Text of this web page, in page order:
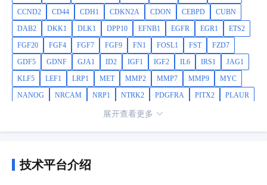
CCND2
CD44 CDH1 CDKN2A CDON CEBPD
CUBN
DAB2
DKK1 DLK1 DPP10 EFNB1 EGFR EGR1
ETS2
FGF20
FGF4 FGF7 FGF9 FN1 FOSL1 FST
FZD7
GDF5
GDNF GJA1 ID2 IGF1 IGF2 IL6 IRS1
JAG1
KLF5
LEF1 LRP1 MET MMP2 MMP7 MMP9
MYC
NANOG
NRCAM NRP1 NTRK2 PDGFRA PITX2
PLAUR
PPARD PTCH1 PTGS2
WNT9A
展开查看更多
技术平台介绍